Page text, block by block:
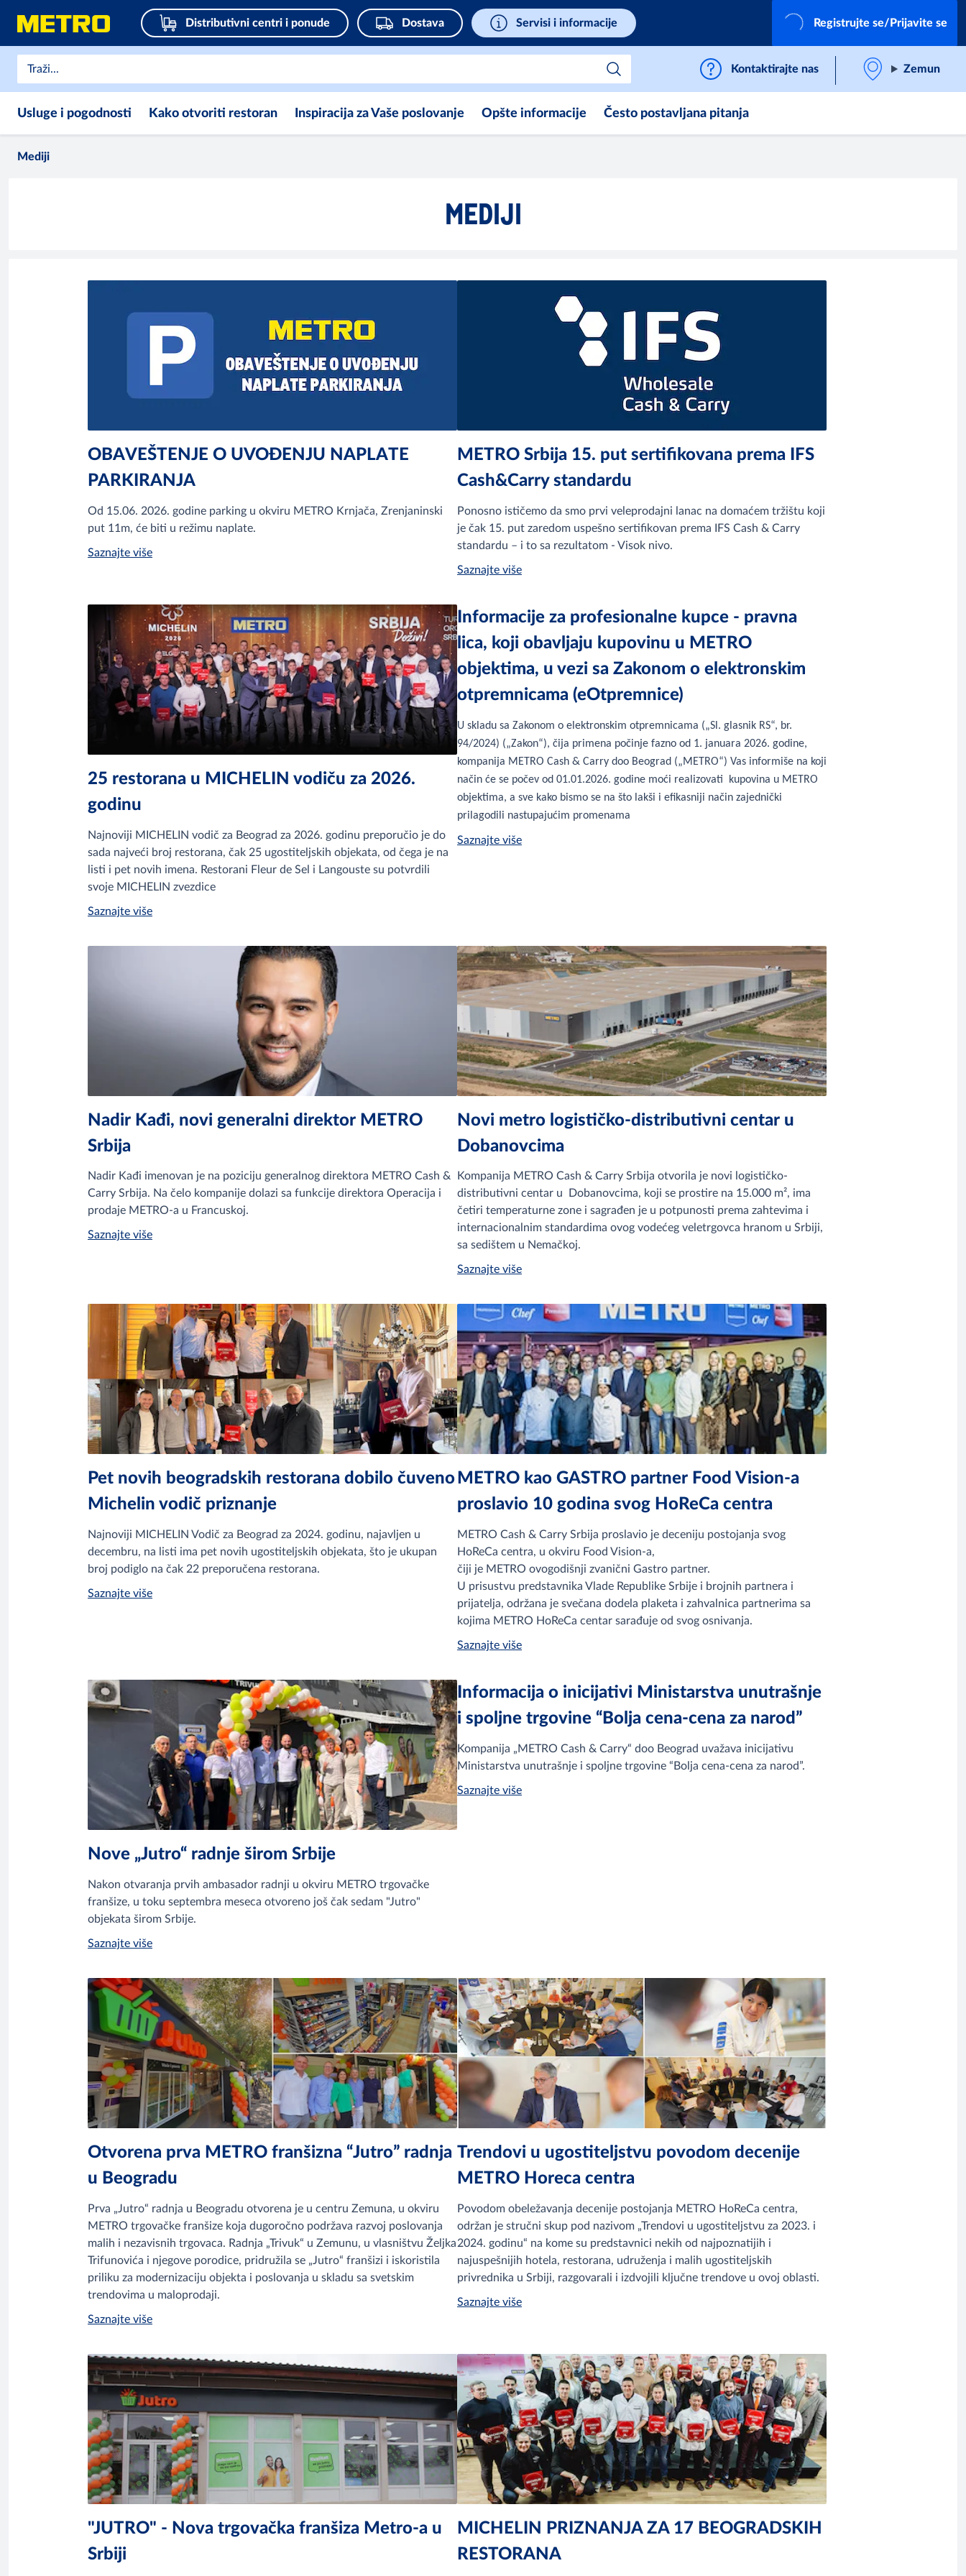
Distributivni centri i ponude Dostava Servisi i informacije Registrujte se/Prijavite se
Kontaktirajte nas Zemun
Usluge i pogodnosti Kako otvoriti restoran Inspiracija za Vaše poslovanje Opšte informacije Često postavljana pitanja
Mediji
MEDIJI
OBAVEŠTENJE O UVOĐENJU NAPLATE
PARKIRANJA
Od 15.06. 2026. godine parking u okviru METRO Krnjača, Zrenjaninski
put 11m, će biti u režimu naplate.
Saznajte više
METRO Srbija 15. put sertifikovana prema IFS
Cash&Carry standardu
Ponosno ističemo da smo prvi veleprodajni lanac na domaćem tržištu koji
je čak 15. put zaredom uspešno sertifikovan prema IFS Cash & Carry
standardu – i to sa rezultatom - Visok nivo.
Saznajte više
25 restorana u MICHELIN vodiču za 2026.
godinu
Najnoviji MICHELIN vodič za Beograd za 2026. godinu preporučio je do
sada najveći broj restorana, čak 25 ugostiteljskih objekata, od čega je na
listi i pet novih imena. Restorani Fleur de Sel i Langouste su potvrdili
svoje MICHELIN zvezdice
Saznajte više
Informacije za profesionalne kupce - pravna
lica, koji obavljaju kupovinu u METRO
objektima, u vezi sa Zakonom o elektronskim
otpremnicama (eOtpremnice)
U skladu sa Zakonom o elektronskim otpremnicama („Sl. glasnik RS“, br.
94/2024) („Zakon“), čija primena počinje fazno od 1. januara 2026. godine,
kompanija METRO Cash & Carry doo Beograd („METRO“) Vas informiše na koji
način će se počev od 01.01.2026. godine moći realizovati kupovina u METRO
objektima, a sve kako bismo se na što lakši i efikasniji način zajednički
prilagodili nastupajućim promenama
Saznajte više
Nadir Kađi, novi generalni direktor METRO
Srbija
Nadir Kađi imenovan je na poziciju generalnog direktora METRO Cash &
Carry Srbija. Na čelo kompanije dolazi sa funkcije direktora Operacija i
prodaje METRO-a u Francuskoj.
Saznajte više
Novi metro logističko-distributivni centar u
Dobanovcima
Kompanija METRO Cash & Carry Srbija otvorila je novi logističko-
distributivni centar u Dobanovcima, koji se prostire na 15.000 m², ima
četiri temperaturne zone i sagrađen je u potpunosti prema zahtevima i
internacionalnim standardima ovog vodećeg veletrgovca hranom u Srbiji,
sa sedištem u Nemačkoj.
Saznajte više
Pet novih beogradskih restorana dobilo čuveno
Michelin vodič priznanje
Najnoviji MICHELIN Vodič za Beograd za 2024. godinu, najavljen u
decembru, na listi ima pet novih ugostiteljskih objekata, što je ukupan
broj podiglo na čak 22 preporučena restorana.
Saznajte više
METRO kao GASTRO partner Food Vision-a
proslavio 10 godina svog HoReCa centra
METRO Cash & Carry Srbija proslavio je deceniju postojanja svog
HoReCa centra, u okviru Food Vision-a,
čiji je METRO ovogodišnji zvanični Gastro partner.
U prisustvu predstavnika Vlade Republike Srbije i brojnih partnera i
prijatelja, održana je svečana dodela plaketa i zahvalnica partnerima sa
kojima METRO HoReCa centar sarađuje od svog osnivanja.
Saznajte više
Nove „Jutro“ radnje širom Srbije
Nakon otvaranja prvih ambasador radnji u okviru METRO trgovačke
franšize, u toku septembra meseca otvoreno još čak sedam "Jutro"
objekata širom Srbije.
Saznajte više
Informacija o inicijativi Ministarstva unutrašnje
i spoljne trgovine “Bolja cena-cena za narod”
Kompanija „METRO Cash & Carry“ doo Beograd uvažava inicijativu
Ministarstva unutrašnje i spoljne trgovine “Bolja cena-cena za narod”.
Saznajte više
Otvorena prva METRO franšizna “Jutro” radnja
u Beogradu
Prva „Jutro“ radnja u Beogradu otvorena je u centru Zemuna, u okviru
METRO trgovačke franšize koja dugoročno podržava razvoj poslovanja
malih i nezavisnih trgovaca. Radnja „Trivuk“ u Zemunu, u vlasništvu Željka
Trifunovića i njegove porodice, pridružila se „Jutro“ franšizi i iskoristila
priliku za modernizaciju objekta i poslovanja u skladu sa svetskim
trendovima u maloprodaji.
Saznajte više
Trendovi u ugostiteljstvu povodom decenije
METRO Horeca centra
Povodom obeležavanja decenije postojanja METRO HoReCa centra,
održan je stručni skup pod nazivom „Trendovi u ugostiteljstvu za 2023. i
2024. godinu“ na kome su predstavnici nekih od najpoznatijih i
najuspešnijih hotela, restorana, udruženja i malih ugostiteljskih
privrednika u Srbiji, razgovarali i izdvojili ključne trendove u ovoj oblasti.
Saznajte više
"JUTRO" - Nova trgovačka franšiza Metro-a u
Srbiji
MICHELIN PRIZNANJA ZA 17 BEOGRADSKIH
RESTORANA